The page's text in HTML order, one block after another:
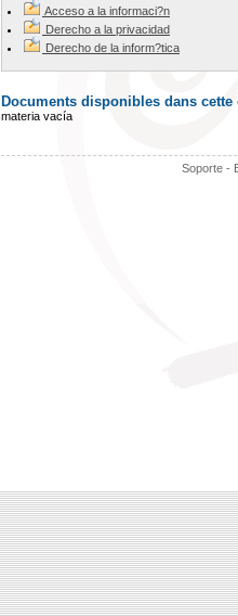
Acceso a la informaci?n
Derecho a la privacidad
Derecho de la inform?tica
Documents disponibles dans cette
materia vacía
Soporte -